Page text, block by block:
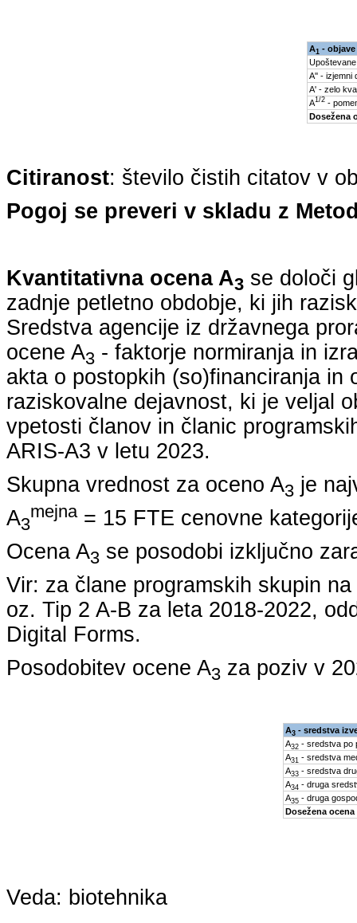
A1 - objave
A'' - izjemni
A' - zelo
A1/2-
Dosežena
Citiranost: število čistih citatov v
Pogoj se preveri v skladu z
Kvantitativna ocena A3 se določi
zadnje petletno obdobje, ki jih
Sredstva agencije iz državnega
ocene A3 - faktorje normiranja in
akta o postopkih (so)financiranja in
raziskovalne dejavnost, ki je veljal
vpetosti članov in članic
ARIS-A3 v letu 2023.
Skupna vrednost za oceno A3 je
A3
mejna= 15 FTE cenovne
Ocena A3 se posodobi izključno
Vir: za člane programskih skupin
oz. Tip 2 A-B za leta 2018-2022,
Digital Forms.
Posodobitev ocene A3 za poziv v
A3- sredstva
A32- sredstva po
A31 - sredstva
A33- sredstva
A34 - druga
A35- druga
Dosežena ocena
Veda: biotehnika